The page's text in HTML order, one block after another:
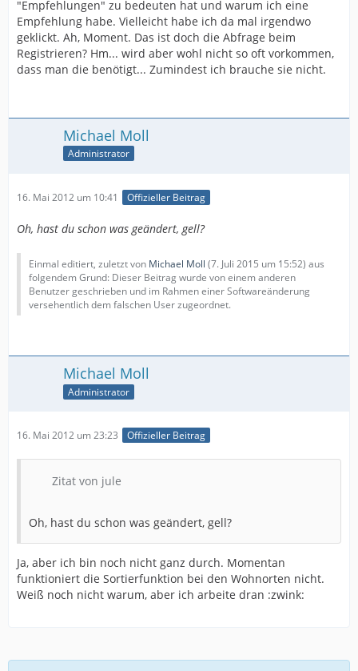
"Empfehlungen" zu bedeuten hat und warum ich eine
Empfehlung habe. Vielleicht habe ich da mal irgendwo
geklickt. Ah, Moment. Das ist doch die Abfrage beim
Registrieren? Hm... wird aber wohl nicht so oft vorkommen,
dass man die benötigt... Zumindest ich brauche sie nicht.
Michael Moll
Administrator
16. Mai 2012 um 10:41 Offizieller Beitrag
Oh, hast du schon was geändert, gell?
Einmal editiert, zuletzt von Michael Moll (7. Juli 2015 um 15:52) aus
folgendem Grund: Dieser Beitrag wurde von einem anderen
Benutzer geschrieben und im Rahmen einer Softwareänderung
versehentlich dem falschen User zugeordnet.
Michael Moll
Administrator
16. Mai 2012 um 23:23 Offizieller Beitrag
Zitat von jule
Oh, hast du schon was geändert, gell?
Ja, aber ich bin noch nicht ganz durch. Momentan
funktioniert die Sortierfunktion bei den Wohnorten nicht.
Weiß noch nicht warum, aber ich arbeite dran :zwink: